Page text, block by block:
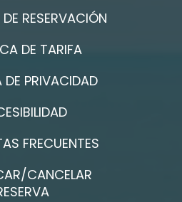
RESERVACIÓN
DE TARIFA
DE PRIVACIDAD
FRECUENTES
CANCELAR